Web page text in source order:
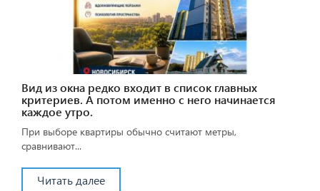
Вид из окна редко входит в список главных
критериев. А потом именно с него начинается
каждое утро.
При выборе квартиры обычно считают метры,
сравнивают...
Читать далее